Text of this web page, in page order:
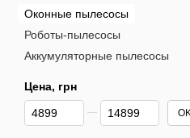
Оконные пылесосы
Роботы-пылесосы
Аккумуляторные пылесосы
Цена, грн
От Цена, грн
До Цена, грн